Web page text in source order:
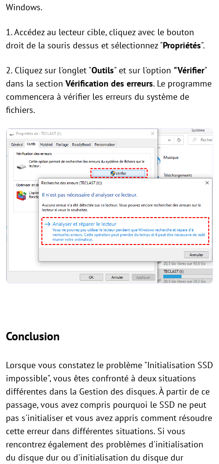
Windows.
1. Accédez au lecteur cible, cliquez avec le bouton
droit de la souris dessus et sélectionnez "Propriétés".
2. Cliquez sur l'onglet "Outils" et sur l'option "Vérifier"
dans la section Vérification des erreurs. Le programme
commencera à vérifier les erreurs du système de
fichiers.
Conclusion
Lorsque vous constatez le problème "Initialisation SSD
impossible", vous êtes confronté à deux situations
différentes dans la Gestion des disques. À partir de ce
passage, vous avez compris pourquoi le SSD ne peut
pas s'initialiser et vous avez appris comment résoudre
cette erreur dans différentes situations. Si vous
rencontrez également des problèmes d'initialisation
du disque dur ou d'initialisation du disque dur